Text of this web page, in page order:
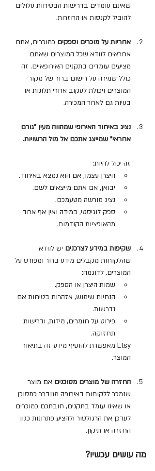
שאינם עומדים בדרישות הבטיחות עלולים
להוביל לקנסות או החזרות.
אחריות על מוכרים וספקים כמוכרים, אתם
אחראים לוודא שכל המוצרים שאתם
מציעים עומדים בתקנים האירופאיים. זה
כולל שמירה על רישום ברור של מקור
המוצרים ויכולת לעקוב אחרי תלונות או
בעיות גם לאחר המכירה.
נציג באיחוד האירופי שמהווה מעין "גורם
אחראי" שמייצג אתכם אל מול הרשויות.
זה יכול להיות:
היצרן עצמו, אם הוא נמצא באיחוד.
יבואן, אם אתם מייצאים לשם.
נציג מורשה מטעמכם.
ספק לוגיסטי, במידה ואין אף אחד
מהאופציות הקודמות.
שקיפות במידע לצרכנים יש לוודא
שהלקוחות מקבלים מידע ברור ומפורט על
המוצרים. לדוגמה:
שמות היצרן או הספק.
הנחיות שימוש, אזהרות בטיחות אם
נדרשות.
פירוט על חומרים, מידות, ודרישות
תחזוקה.
Etsy מאפשרת להוסיף מידע זה בתיאור
המוצר.
החזרה של מוצרים מסוכנים אם מוצר
שנמכר ללקוחות באירופה מתברר כמסוכן
או שאינו עומד בתקנים, חובתכם כמוכרים
לעדכן את הרגולטור ולהציע פתרונות כגון
החזרה או תיקון.
מה עושים עכשיו?